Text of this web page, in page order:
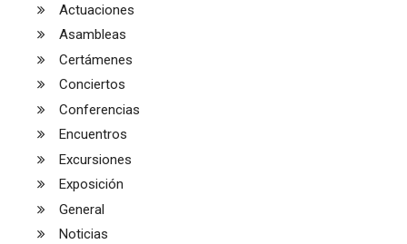
Actuaciones
Asambleas
Certámenes
Conciertos
Conferencias
Encuentros
Excursiones
Exposición
General
Noticias